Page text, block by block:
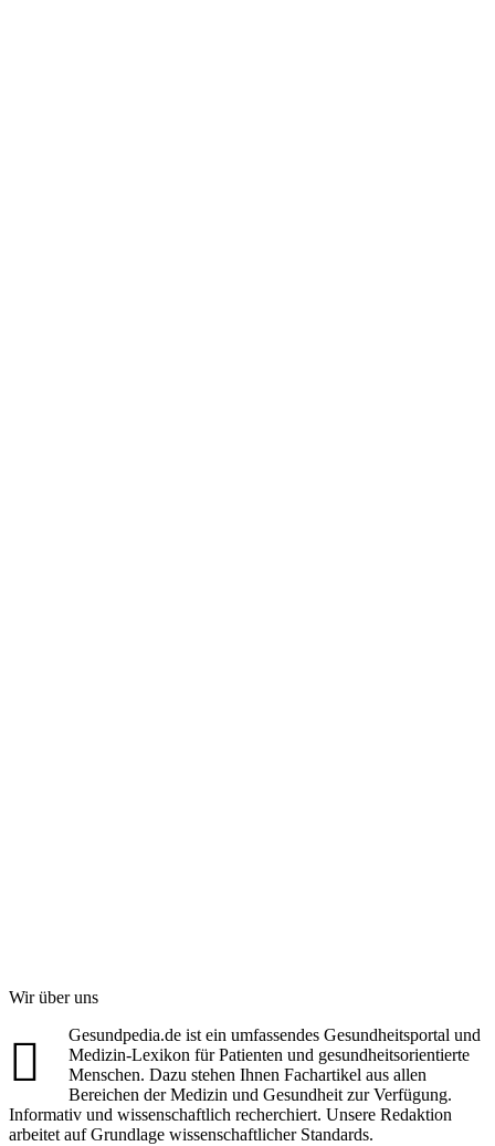
Wir über uns
Gesundpedia.de ist ein umfassendes Gesundheitsportal und
Medizin-Lexikon für Patienten und gesundheitsorientierte
Menschen. Dazu stehen Ihnen Fachartikel aus allen
Bereichen der Medizin und Gesundheit zur Verfügung.
Informativ und wissenschaftlich recherchiert. Unsere Redaktion
arbeitet auf Grundlage wissenschaftlicher Standards.